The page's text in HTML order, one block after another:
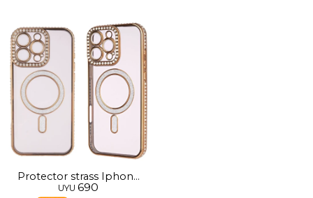
Protector strass Iphone
13 dorado
UYU 690